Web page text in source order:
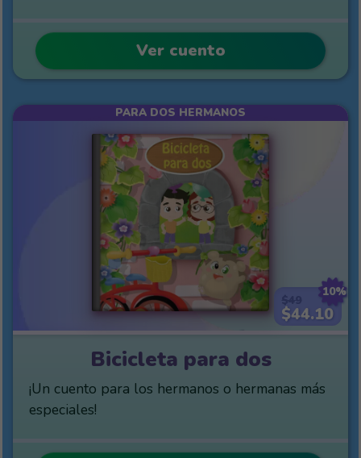
Ver cuento
10%
$44.10
PARA DOS HERMANOS
Bicicleta para dos
¡Un cuento para los hermanos o hermanas más
especiales!